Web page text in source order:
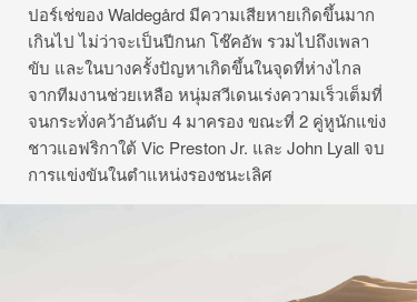
ปอร์เช่ของ Waldegård มีความเสียหายเกิดขึ้นมาก
เกินไป ไม่ว่าจะเป็นปีกนก โช๊คอัพ รวมไปถึงเพลา
ขับ และในบางครั้งปัญหาเกิดขึ้นในจุดที่ห่างไกล
จากทีมงานช่วยเหลือ หนุ่มสวีเดนเร่งความเร็วเต็มที่
จนกระทั่งคว้าอันดับ 4 มาครอง ขณะที่ 2 คู่หูนักแข่ง
ชาวแอฟริกาใต้ Vic Preston Jr. และ John Lyall จบ
การแข่งขันในตำแหน่งรองชนะเลิศ